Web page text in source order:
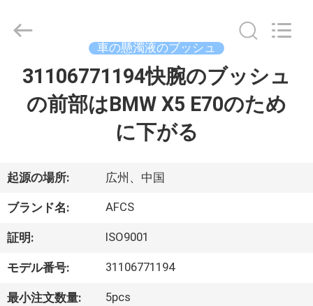
製
品
動
画
2026
GUANGZHOU
車の懸濁液のブッシュ
31106771194快腕のブッシュ
の前部はBMW X5 E70のため
に下がる
起源の場所: 広州、中国
ブランド名: AFCS
証明: ISO9001
モデル番号: 31106771194
最小注文数量: 5pcs